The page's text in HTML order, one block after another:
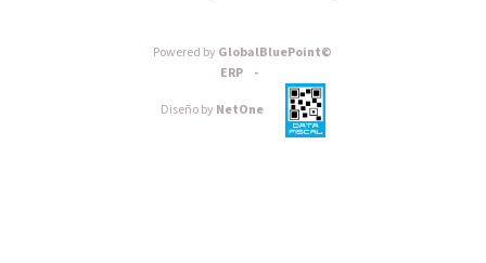
Powered byGlobalBluePoint©
ERP -
Diseño byNetOne